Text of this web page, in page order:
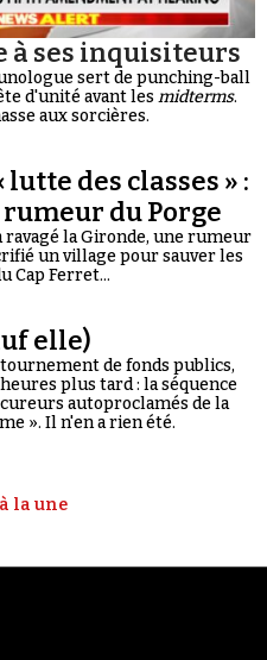
à ses inquisiteurs
sert de punching-ball
d'unité avant les midterms.
aux sorcières.
lutte des classes » :
du Porge
la Gironde, une rumeur
un village pour sauver les
Cap Ferret...
elle)
de fonds publics,
plus tard : la séquence
autoproclamés de la
». Il n'en a rien été.
la une